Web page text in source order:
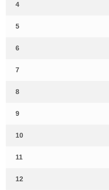
4
5
6
7
8
9
10
11
12